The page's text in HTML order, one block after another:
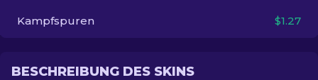
Kampfspuren $1.27
BESCHREIBUNG DES SKINS